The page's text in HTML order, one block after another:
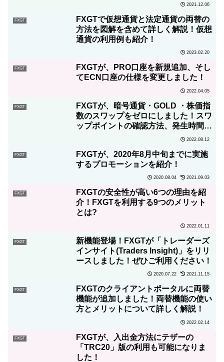
2021.12.06
FXGT
FXGTで仮想通貨と法定通貨の両替の
方法を図解を含めて詳しく解説！仮想
通貨の利用例も紹介！
2023.02.20
FXGT
FXGTが、PRO口座を新規追加、そし
てECN口座の仕様を変更しました！
2022.04.05
FXGT
FXGTが、暗号通貨・GOLD ・株価指
数のスワップをゼロにしました！スワ
ップポイントの確認方法、発生時間や
2022.08.12
FXGT
FXGTが、2020年8月中旬までに実施
するプロモーションを紹介！
2020.08.04 2021.09.03
FXGT
FXGTの安全性が高い6つの理由を紹
介！FXGTを利用する9つのメリット
とは?
2022.01.11
FXGT
新機能登場！FXGTが「トレーダーズ
インサイト(Traders Insight)」をリリ
ースしました！ぜひご利用ください！
2020.07.22 2021.11.15
FXGT
FXGTのクライアントポータルに両替
機能が追加しました！両替機能の使い
方とメリットについて詳しく解説！
2022.02.14
FXGT
FXGTが、入出金方法にテザーの
「TRC20」版の利用も可能になりま
した！